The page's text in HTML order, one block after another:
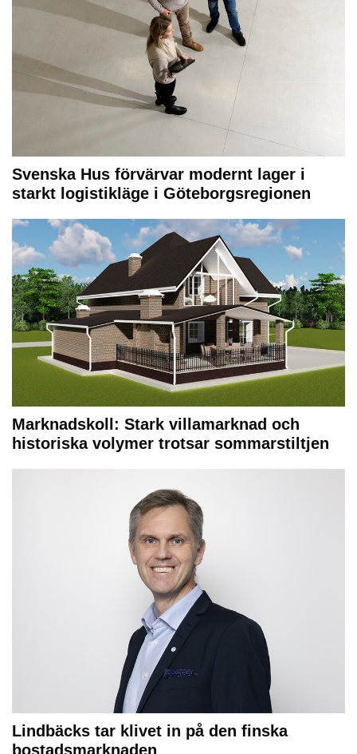
Svenska Hus förvärvar modernt lager i
starkt logistikläge i Göteborgsregionen
Marknadskoll: Stark villamarknad och
historiska volymer trotsar sommarstiltjen
Lindbäcks tar klivet in på den finska
bostadsmarknaden